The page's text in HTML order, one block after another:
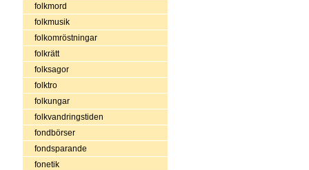
folkmord
folkmusik
folkomröstningar
folkrätt
folksagor
folktro
folkungar
folkvandringstiden
fondbörser
fondsparande
fonetik